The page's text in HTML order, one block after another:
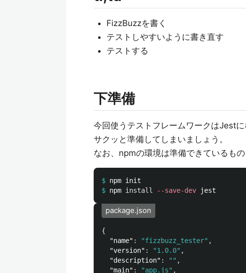
FizzBuzzを書く
テストしやすいように書き直す
テストする
下準備
今回使うテストフレームワークはJestに
サクッと準備してしまいましょう。
なお、npmの環境は準備できているもの
$
$ npm install --save-dev
package.json
{
"name" : "fizzbuzz_tester" ,
"version" : "1.0.0" ,
"description" : "" ,
"main" : "app.js" ,